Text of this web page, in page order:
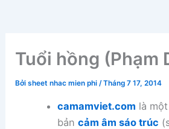
Tuổi hồng (Phạm
Bởisheet nhac mien phi/Tháng 7 17, 2014
camamviet.com là
bản cảm âm sáo trúc